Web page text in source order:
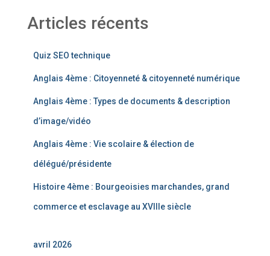
Articles récents
Quiz SEO technique
Anglais 4ème : Citoyenneté & citoyenneté numérique
Anglais 4ème : Types de documents & description
d’image/vidéo
Anglais 4ème : Vie scolaire & élection de
délégué/présidente
Histoire 4ème : Bourgeoisies marchandes, grand
commerce et esclavage au XVIIIe siècle
avril 2026